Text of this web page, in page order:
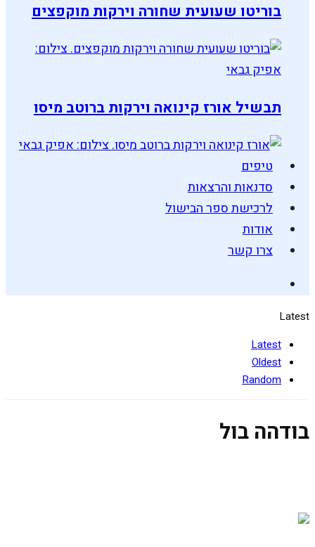
בוריטו שעועית שחורה וירקות מוקפצים
תבשיל אורז קינואה וירקות ברוטב מיסו
טיפים
סדנאות והרצאות
לרכישת ספר הבישול
אודות
צרו קשר
Latest
Latest
Oldest
Random
בודהה בול